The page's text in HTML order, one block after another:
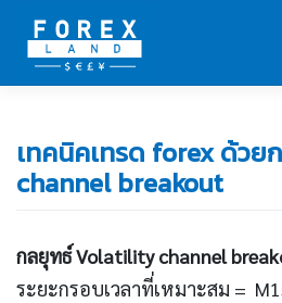
content
เทคนิคเทรด forex ด้ว
channel breakout
กลยุทธ์ Volatility channel
ระยะกรอบเวลาที่เหมาะสม =